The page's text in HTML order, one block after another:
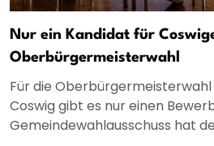
Nur ein Kandidat für
Oberbürgermeisterwahl
Für die
Coswig gibt es nur einen
Gemeindewahlausschuss hat